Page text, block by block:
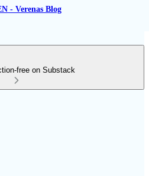
- Verenas Blog
free on Substack